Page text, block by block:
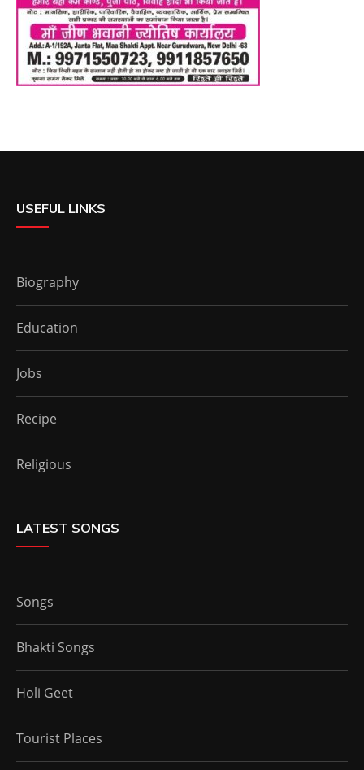
USEFUL LINKS
Biography
Education
Jobs
Recipe
Religious
LATEST SONGS
Songs
Bhakti Songs
Holi Geet
Tourist Places